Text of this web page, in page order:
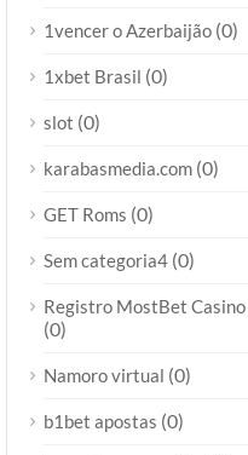
1vencer o Azerbaijão (0)
1xbet Brasil (0)
slot (0)
karabasmedia.com (0)
GET Roms (0)
Sem categoria4 (0)
Registro MostBet
(0)
Namoro virtual (0)
b1bet apostas (0)